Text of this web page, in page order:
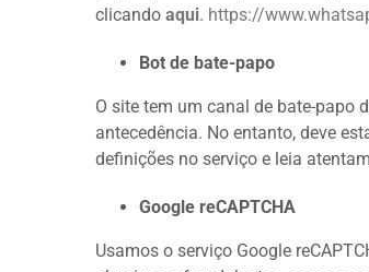
clicando aqui. https://
Bot de bate-papo
O site tem um canal de bate-papo
antecedência. No entanto, deve
definições no serviço e leia
Google reCAPTCHA
Usamos o serviço Google